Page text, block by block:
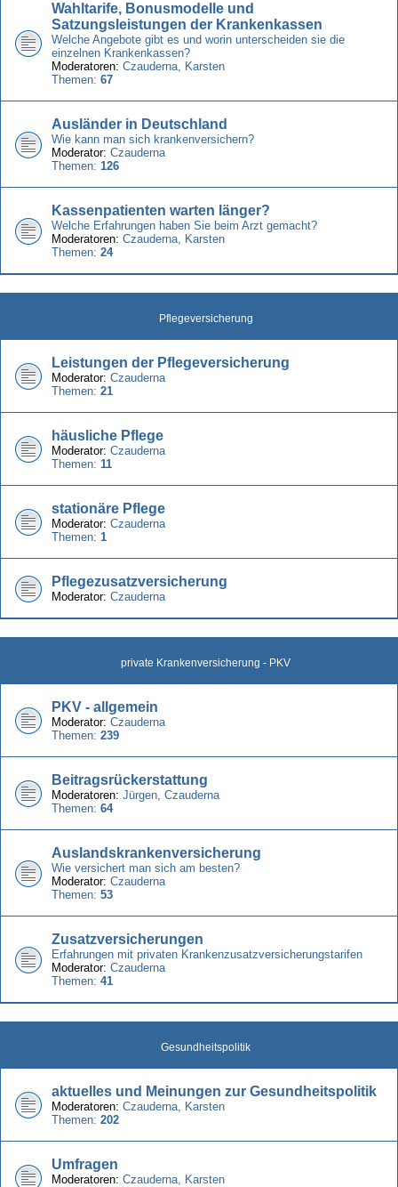
Wahltarife, Bonusmodelle und
Satzungsleistungen der Krankenkassen
Welche Angebote gibt es und worin unterscheiden sie die
einzelnen Krankenkassen?
Moderatoren: Czauderna, Karsten
Themen: 67
Ausländer in Deutschland
Wie kann man sich krankenversichern?
Moderator: Czauderna
Themen: 126
Kassenpatienten warten länger?
Welche Erfahrungen haben Sie beim Arzt gemacht?
Moderatoren: Czauderna, Karsten
Themen: 24
Pflegeversicherung
Leistungen der Pflegeversicherung
Moderator: Czauderna
Themen: 21
häusliche Pflege
Moderator: Czauderna
Themen: 11
stationäre Pflege
Moderator: Czauderna
Themen: 1
Pflegezusatzversicherung
Moderator: Czauderna
private Krankenversicherung - PKV
PKV - allgemein
Moderator: Czauderna
Themen: 239
Beitragsrückerstattung
Moderatoren: Jürgen, Czauderna
Themen: 64
Auslandskrankenversicherung
Wie versichert man sich am besten?
Moderator: Czauderna
Themen: 53
Zusatzversicherungen
Erfahrungen mit privaten Krankenzusatzversicherungstarifen
Moderator: Czauderna
Themen: 41
Gesundheitspolitik
aktuelles und Meinungen zur Gesundheitspolitik
Moderatoren: Czauderna, Karsten
Themen: 202
Umfragen
Moderatoren: Czauderna, Karsten